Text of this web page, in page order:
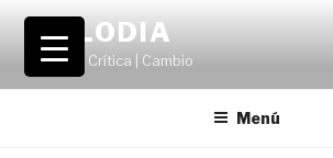
Saltar
contenido
VOLODIA
Teatro | Crítica | Cambio
Menú